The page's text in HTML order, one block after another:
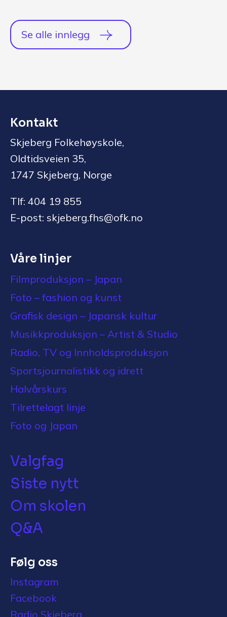
Se alle innlegg
Kontakt
Skjeberg Folkehøyskole,
Oldtidsveien 35,
1747 Skjeberg, Norge
Tlf: 404 19 855
E-post: skjeberg.fhs@ofk.no
Våre linjer
Filmproduksjon – Japan
Foto – fashion og kunst
Grafisk design – Japansk kultur
Musikkproduksjon – Artist & Studio
Radio, TV og Innholdsproduksjon
Sportsjournalistikk og idrett
Halvårskurs
Tilrettelagt linje
Foto og Japan
Valgfag
Siste nytt
Om skolen
Q&A
Følg oss
Instagram
Facebook
Radio Skjeberg